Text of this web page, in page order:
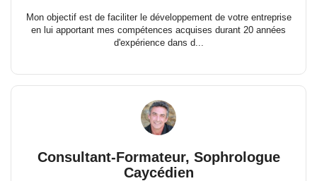
Mon objectif est de faciliter le développement de votre entreprise
en lui apportant mes compétences acquises durant 20 années
d'expérience dans d...
Consultant-Formateur, Sophrologue
Caycédien